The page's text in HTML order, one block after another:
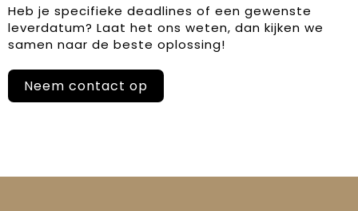
Heb je specifieke deadlines of een gewenste
leverdatum? Laat het ons weten, dan kijken we
samen naar de beste oplossing!
Neem contact op